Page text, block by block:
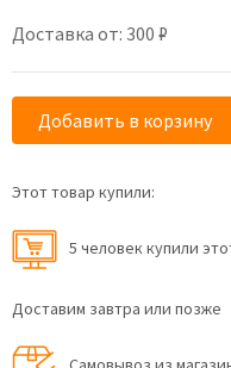
Доставка от: 300 ₽
Добавить в корзину
Этот товар купили:
5 человек купили
Доставим завтра или позже